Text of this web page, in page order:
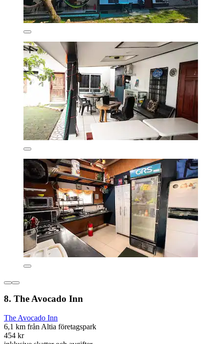
8. The Avocado Inn
The Avocado Inn
6,1 km från Altia företagspark
454 kr